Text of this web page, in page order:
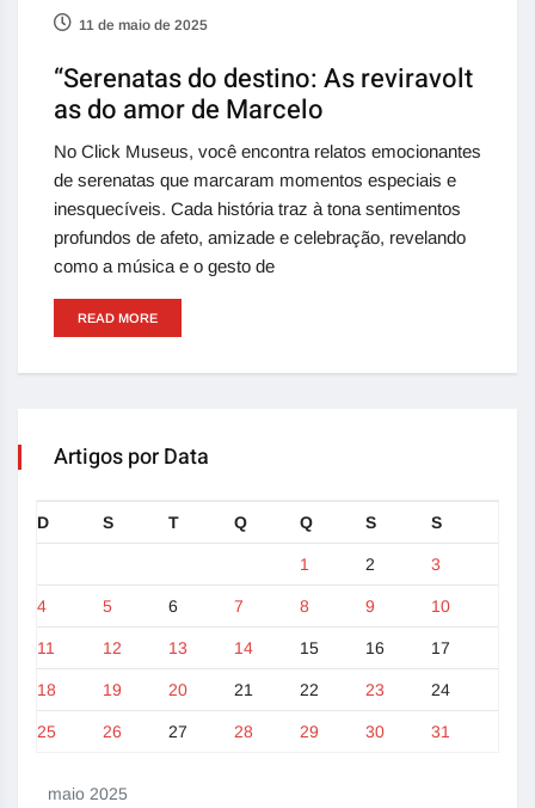
11 de maio de 2025
“Serenatas do destino: As reviravolt
as do amor de Marcelo
No Click Museus, você encontra relatos emocionantes
de serenatas que marcaram momentos especiais e
inesquecíveis. Cada história traz à tona sentimentos
profundos de afeto, amizade e celebração, revelando
como a música e o gesto de
READ MORE
Artigos por Data
maio 2025
D S T Q Q S S
1 2 3
4 5 6 7 8 9 10
11 12 13 14 15 16 17
18 19 20 21 22 23 24
25 26 27 28 29 30 31